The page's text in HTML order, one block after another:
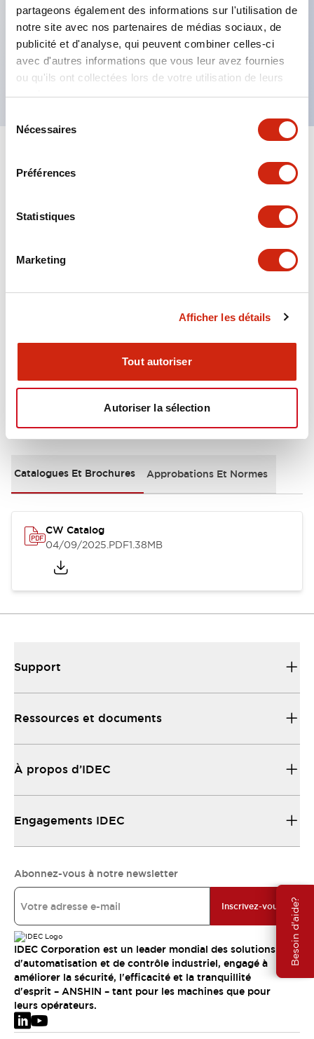
partageons également des informations sur l'utilisation de
notre site avec nos partenaires de médias sociaux, de
publicité et d'analyse, qui peuvent combiner celles-ci
avec d'autres informations que vous leur avez fournies
ou qu'ils ont collectées lors de votre utilisation de leurs
services.
Nécessaires
Préférences
Statistiques
Marketing
Afficher les détails
Tout autoriser
Autoriser la sélection
Besoin d'aide?
possible.
Structure de sécurité de 3e génération :
déclenchement à 2 actions, garde intégrée,
structure de protection des doigts IP20.
Tout développer+
Functional Specifications
Mounting and Installation Specifications
Documents et fichiers
Catalogues Et Brochures Approbations Et Normes
CW Catalog
04/09/2025.PDF1.38MB
Support
Ressources et documents
À propos d’IDEC
Engagements IDEC
Abonnez-vous à notre newsletter
Inscrivez-vous
IDEC Corporation est un leader mondial des solutions
d'automatisation et de contrôle industriel, engagé à
améliorer la sécurité, l'efficacité et la tranquillité
d'esprit – ANSHIN – tant pour les machines que pour
leurs opérateurs.